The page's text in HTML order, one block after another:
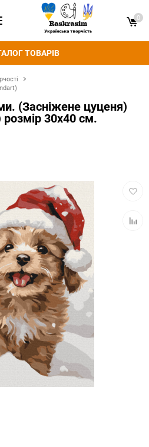
ТОВАРІВ
0
(Засніжене цуценя)
розмір 30x40 см.